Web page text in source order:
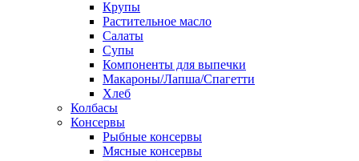
Крупы
Растительное масло
Салаты
Супы
Компоненты для выпечки
Макароны/Лапша/Спагетти
Хлеб
Колбасы
Консервы
Рыбные консервы
Мясные консервы